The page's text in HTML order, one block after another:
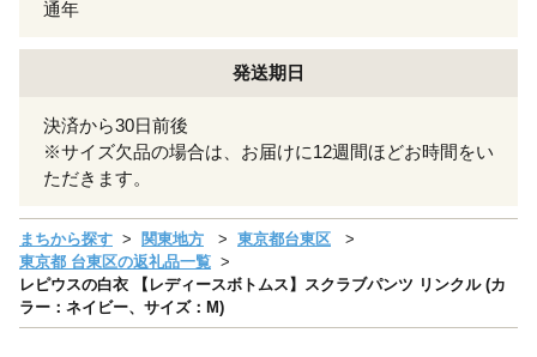
通年
発送期日
決済から30日前後
※サイズ欠品の場合は、お届けに12週間ほどお時間をい
ただきます。
まちから探す 関東地方
東京都台東区
東京都 台東区の返礼品一覧
レピウスの白衣 【レディースボトムス】スクラブパンツ リンクル (カ
ラー：ネイビー、サイズ：M)